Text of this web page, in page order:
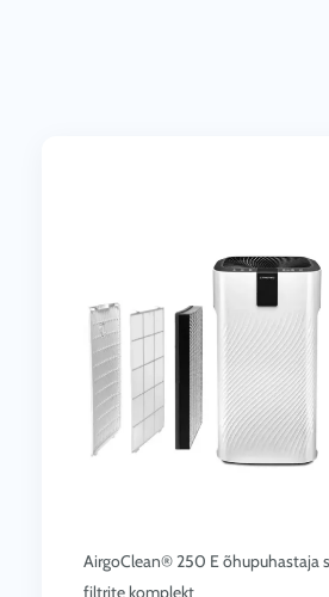
AirgoClean® 250 E õhupuhastaja
filtrite komplekt